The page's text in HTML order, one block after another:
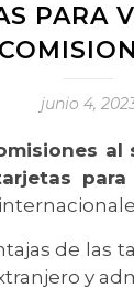
PARA
junio 4,
al
de las
y